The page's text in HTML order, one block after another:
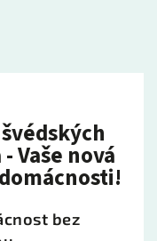
Vaše nová
bez